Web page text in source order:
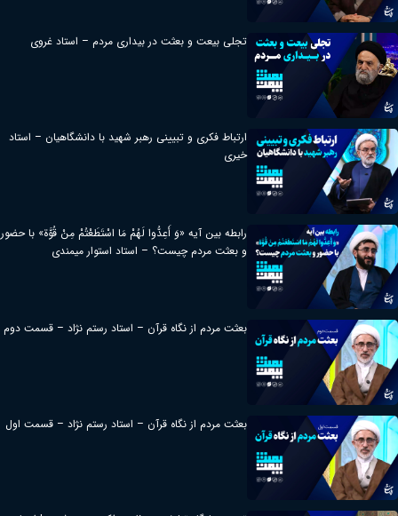
تجلی بیعت و بعثت در بیداری مردم – استاد غروی
ارتباط فکری و تبیینی رهبر شهید با دانشگاهیان – استاد
خیری
رابطه بین آیه «وَ أَعِدُّوا لَهُمْ مَا اسْتَطَعْتُمْ مِنْ قُوَّة» با حضور
و بعثت مردم چیست؟ – استاد استوار میمندی
بعثت مردم از نگاه قرآن – استاد رستم نژاد – قسمت دوم
بعثت مردم از نگاه قرآن – استاد رستم نژاد – قسمت اول